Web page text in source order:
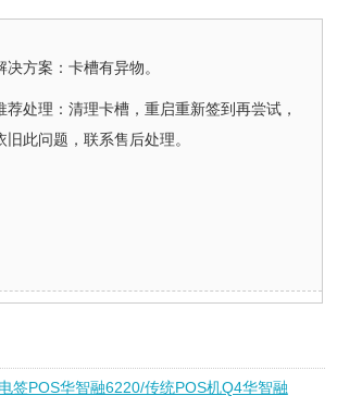
决方案：卡槽有异物。
荐处理：清理卡槽，重启重新签到再尝试，
旧此问题，联系售后处理。
签POS华智融6220/传统POS机Q4华智融